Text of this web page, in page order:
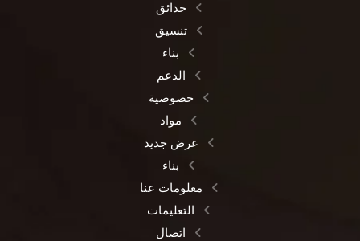
حدائق
تنسيق
بناء
الدعم
خصوصية
مواد
عرض جديد
بناء
معلومات عنا
التعليمات
اتصال